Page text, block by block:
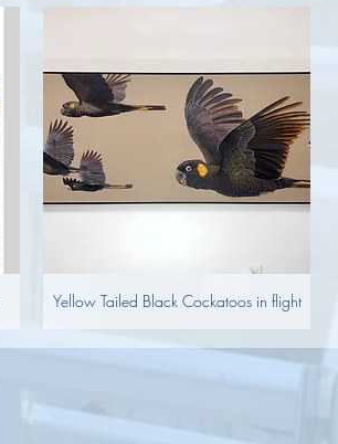
Yellow Tailed Black Cockatoos in flight